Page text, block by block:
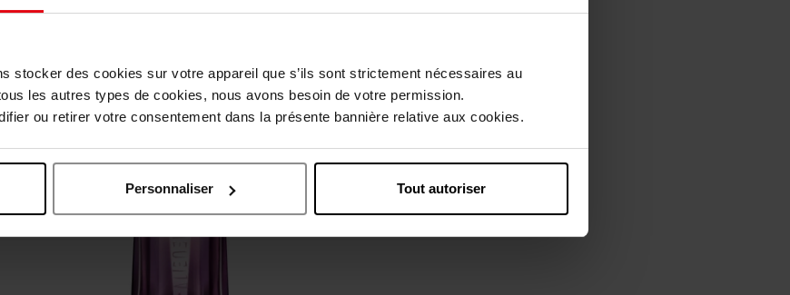
stocker des cookies sur votre appareil que s’ils sont strictement nécessaires au
les autres types de cookies, nous avons besoin de votre permission.
ou retirer votre consentement dans la présente bannière relative aux cookies.
Personnaliser Tout autoriser